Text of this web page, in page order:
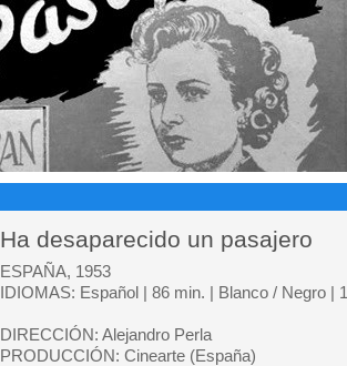
Ha desaparecido un pasajero
ESPAÑA, 1953
IDIOMAS: Español | 86 min. | Blanco / Negro |
DIRECCIÓN: Alejandro Perla
PRODUCCIÓN: Cinearte (España)